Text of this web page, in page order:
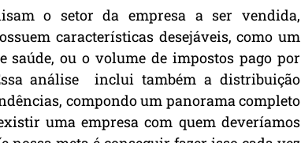
o setor da empresa a ser vendida,
características desejáveis, como um
ou o volume de impostos pago por
análise  inclui também a distribuição
compondo um panorama completo
uma empresa com quem deveríamos